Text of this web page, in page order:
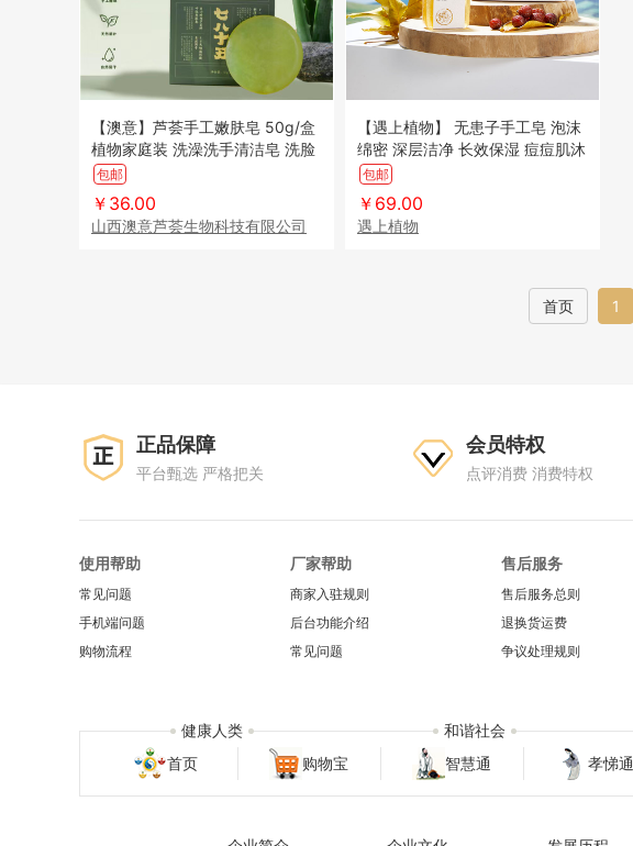
【澳意】芦荟手工嫩肤皂 50g/盒
植物家庭装 洗澡洗手清洁皂 洗脸
洁面肥皂
包邮
￥36.00
山西澳意芦荟生物科技有限公司
【遇上植物】 无患子手工皂 泡沫
绵密 深层洁净 长效保湿 痘痘肌沐
浴的 选择
包邮
￥69.00
遇上植物
首页 1
正品保障
平台甄选 严格把关
会员特权
点评消费 消费特权
使用帮助
常见问题
手机端问题
购物流程
厂家帮助
商家入驻规则
后台功能介绍
常见问题
售后服务
售后服务总则
退换货运费
争议处理规则
首页 购物宝 智慧通 孝悌通
健康人类 和谐社会